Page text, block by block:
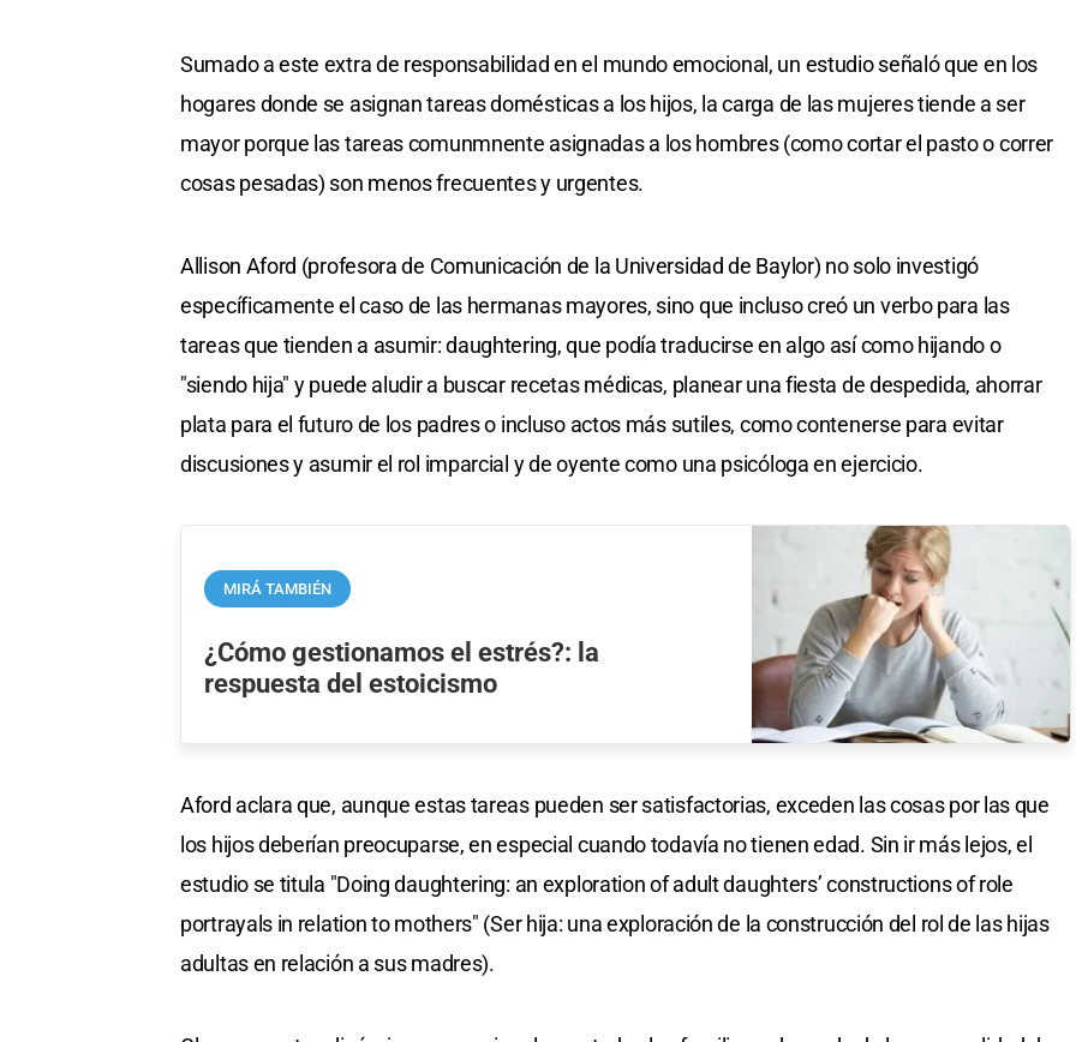
Sumado a este extra de responsabilidad en el mundo emocional, un estudio señaló que en los
hogares donde se asignan tareas domésticas a los hijos, la carga de las mujeres tiende a ser
mayor porque las tareas comunmnente asignadas a los hombres (como cortar el pasto o correr
cosas pesadas) son menos frecuentes y urgentes.
Allison Aford (profesora de Comunicación de la Universidad de Baylor) no solo investigó
específicamente el caso de las hermanas mayores, sino que incluso creó un verbo para las
tareas que tienden a asumir: daughtering, que podía traducirse en algo así como hijando o
"siendo hija" y puede aludir a buscar recetas médicas, planear una fiesta de despedida, ahorrar
plata para el futuro de los padres o incluso actos más sutiles, como contenerse para evitar
discusiones y asumir el rol imparcial y de oyente como una psicóloga en ejercicio.
MIRÁ TAMBIÉN
¿Cómo gestionamos el estrés?: la
respuesta del estoicismo
Aford aclara que, aunque estas tareas pueden ser satisfactorias, exceden las cosas por las que
los hijos deberían preocuparse, en especial cuando todavía no tienen edad. Sin ir más lejos, el
estudio se titula "Doing daughtering: an exploration of adult daughters’ constructions of role
portrayals in relation to mothers" (Ser hija: una exploración de la construcción del rol de las hijas
adultas en relación a sus madres).